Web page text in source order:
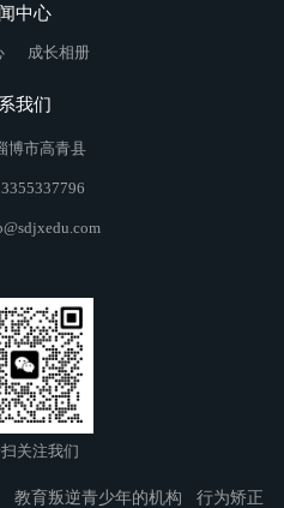
中心
成长相册
我们
博市高青县
关注我们
教育叛逆青少年的机构
行为矫正